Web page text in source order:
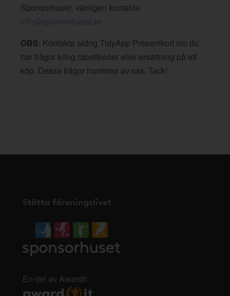
Sponsorhuset, vänligen kontakta
info@sponsorhuset.se
OBS: Kontakta aldrig TidyApp Presentkort om du
har frågor kring rabattkoder eller ersättning på ett
köp. Dessa frågor hanteras av oss. Tack!
Stötta föreningslivet
En del av AwardIt